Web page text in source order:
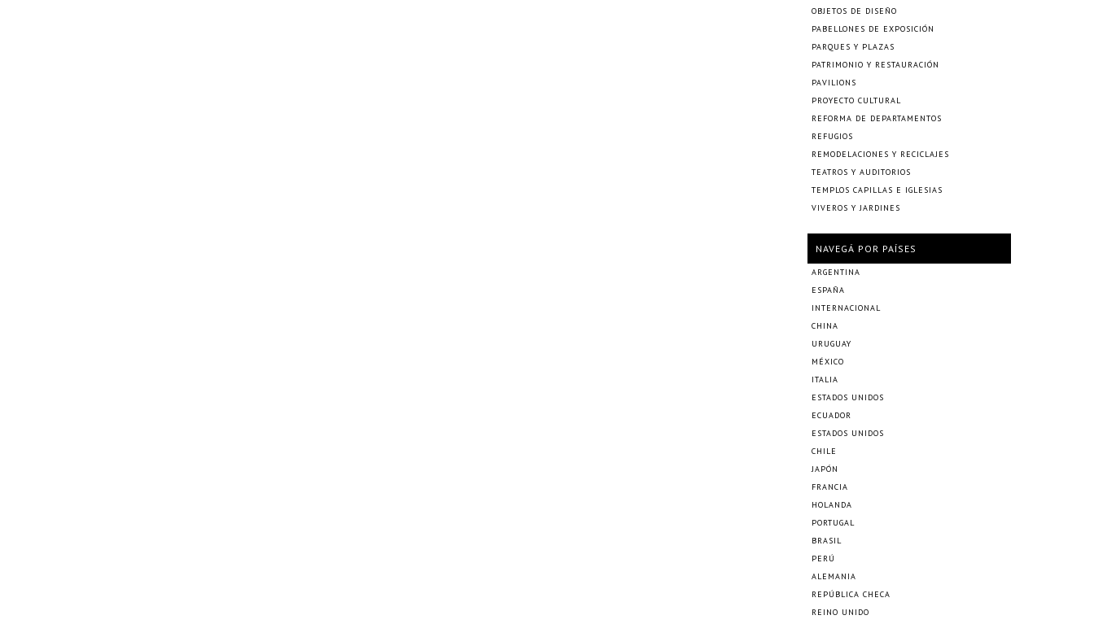
OBJETOS DE DISEÑO
PABELLONES DE EXPOSICIÓN
PARQUES Y PLAZAS
PATRIMONIO Y RESTAURACIÓN
PAVILIONS
PROYECTO CULTURAL
REFORMA DE DEPARTAMENTOS
REFUGIOS
REMODELACIONES Y RECICLAJES
TEATROS Y AUDITORIOS
TEMPLOS CAPILLAS E IGLESIAS
VIVEROS Y JARDINES
NAVEGÁ POR PAÍSES
ARGENTINA
ESPAÑA
INTERNACIONAL
CHINA
URUGUAY
MÉXICO
ITALIA
ESTADOS UNIDOS
ECUADOR
ESTADOS UNIDOS
CHILE
JAPÓN
FRANCIA
HOLANDA
PORTUGAL
BRASIL
PERÚ
ALEMANIA
REPÚBLICA CHECA
REINO UNIDO